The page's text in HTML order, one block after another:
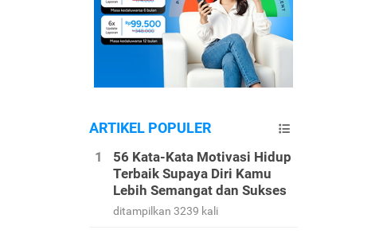
ARTIKEL POPULER
56 Kata-Kata Motivasi Hidup
Terbaik Supaya Diri Kamu
Lebih Semangat dan Sukses
ditampilkan 3239 kali